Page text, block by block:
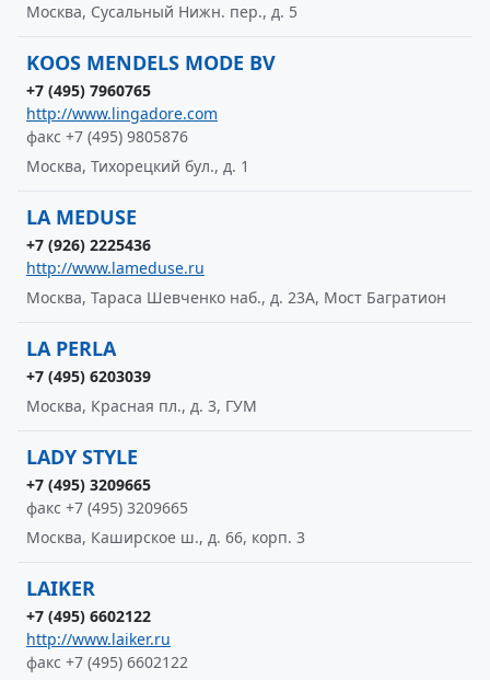
Москва, Сусальный Нижн. пер., д. 5
KOOS MENDELS MODE BV
+7 (495) 7960765
http://www.lingadore.com
факс +7 (495) 9805876
Москва, Тихорецкий бул., д. 1
LA MEDUSE
+7 (926) 2225436
http://www.lameduse.ru
Москва, Тараса Шевченко наб., д. 23А, Мост Багратион
LA PERLA
+7 (495) 6203039
Москва, Красная пл., д. 3, ГУМ
LADY STYLE
+7 (495) 3209665
факс +7 (495) 3209665
Москва, Каширское ш., д. 66, корп. 3
LAIKER
+7 (495) 6602122
http://www.laiker.ru
факс +7 (495) 6602122